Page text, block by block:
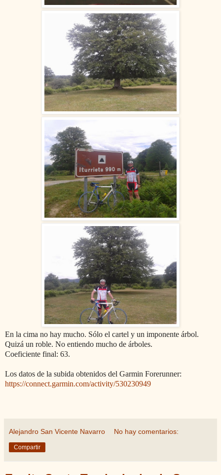
En la cima no hay mucho. Sólo el cartel y un imponente árbol.
Quizá un roble. No entiendo mucho de árboles.
Coeficiente final: 63.
Los datos de la subida obtenidos del Garmin Forerunner:
https://connect.garmin.com/activity/530230949
Alejandro San Vicente Navarro No hay comentarios:
Compartir